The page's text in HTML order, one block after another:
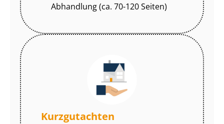
Abhandlung (ca. 70-120 Seiten)
Kurzgutachten